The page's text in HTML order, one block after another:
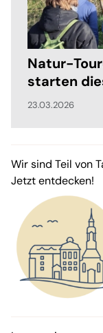
Natur-
starten
23.03.2026
Wir sind Teil von
Jetzt entdecken!